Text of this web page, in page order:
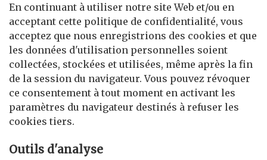
En continuant à utiliser notre site Web et/ou en
acceptant cette politique de confidentialité, vous
acceptez que nous enregistrions des cookies et que
les données d'utilisation personnelles soient
collectées, stockées et utilisées, même après la fin
de la session du navigateur. Vous pouvez révoquer
ce consentement à tout moment en activant les
paramètres du navigateur destinés à refuser les
cookies tiers.
Outils d'analyse